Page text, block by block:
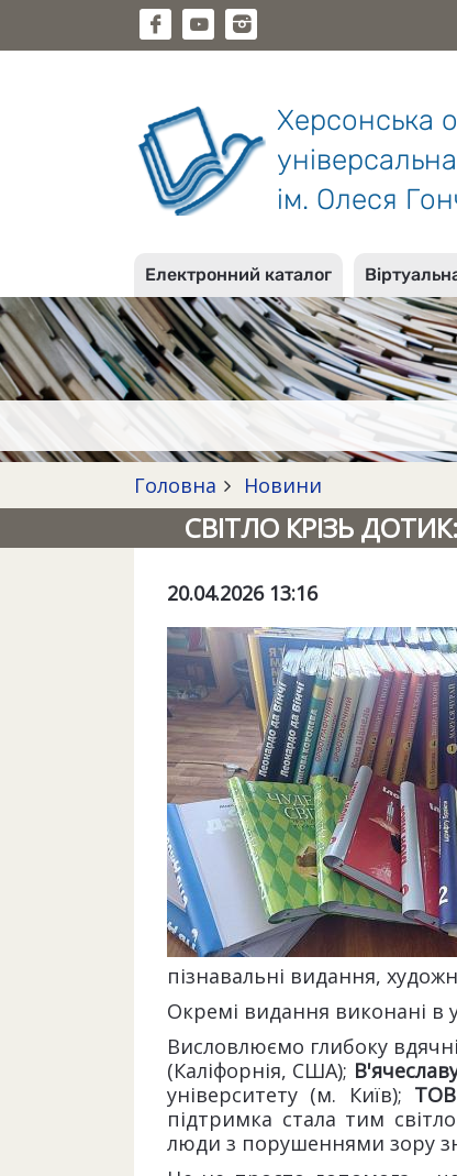
Херсонська
ім. Олеся
Електронний каталог
Головна Новини
СВІТЛО КРІЗЬ
20.04.2026 13:16
пізнавальні видання,
Окремі видання виконані в
Висловлюємо глибоку
(Каліфорнія, США);
університету (м. Київ); ТОВ
підтримка стала тим
люди з порушеннями зору